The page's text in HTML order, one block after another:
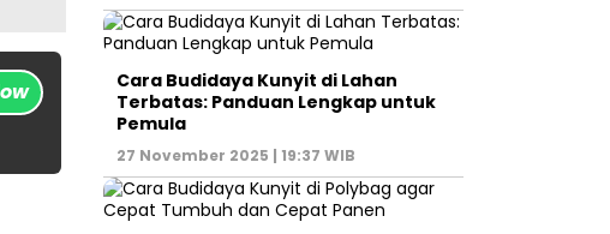
Cara Budidaya Kunyit di Lahan
Terbatas: Panduan Lengkap untuk
Pemula
27 November 2025 | 19:37 WIB